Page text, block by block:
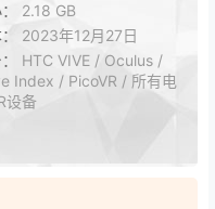
2.18 GB
2023年12月27日
HTC VIVE / Oculus /
Index / PicoVR / 所有电
设备